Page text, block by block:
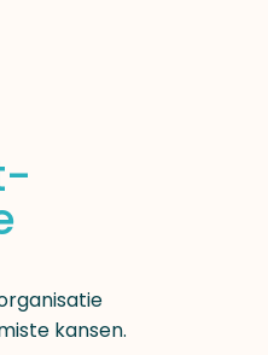
kansen.